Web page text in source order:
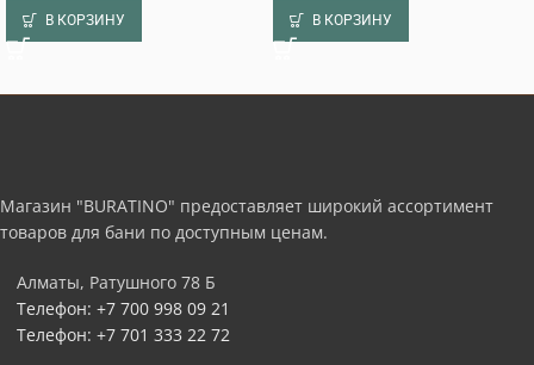
В КОРЗИНУ В КОРЗИНУ
Магазин "BURATINO" предоставляет широкий ассортимент
товаров для бани по доступным ценам.
Алматы, Ратушного 78 Б
Телефон: +7 700 998 09 21
Телефон: +7 701 333 22 72